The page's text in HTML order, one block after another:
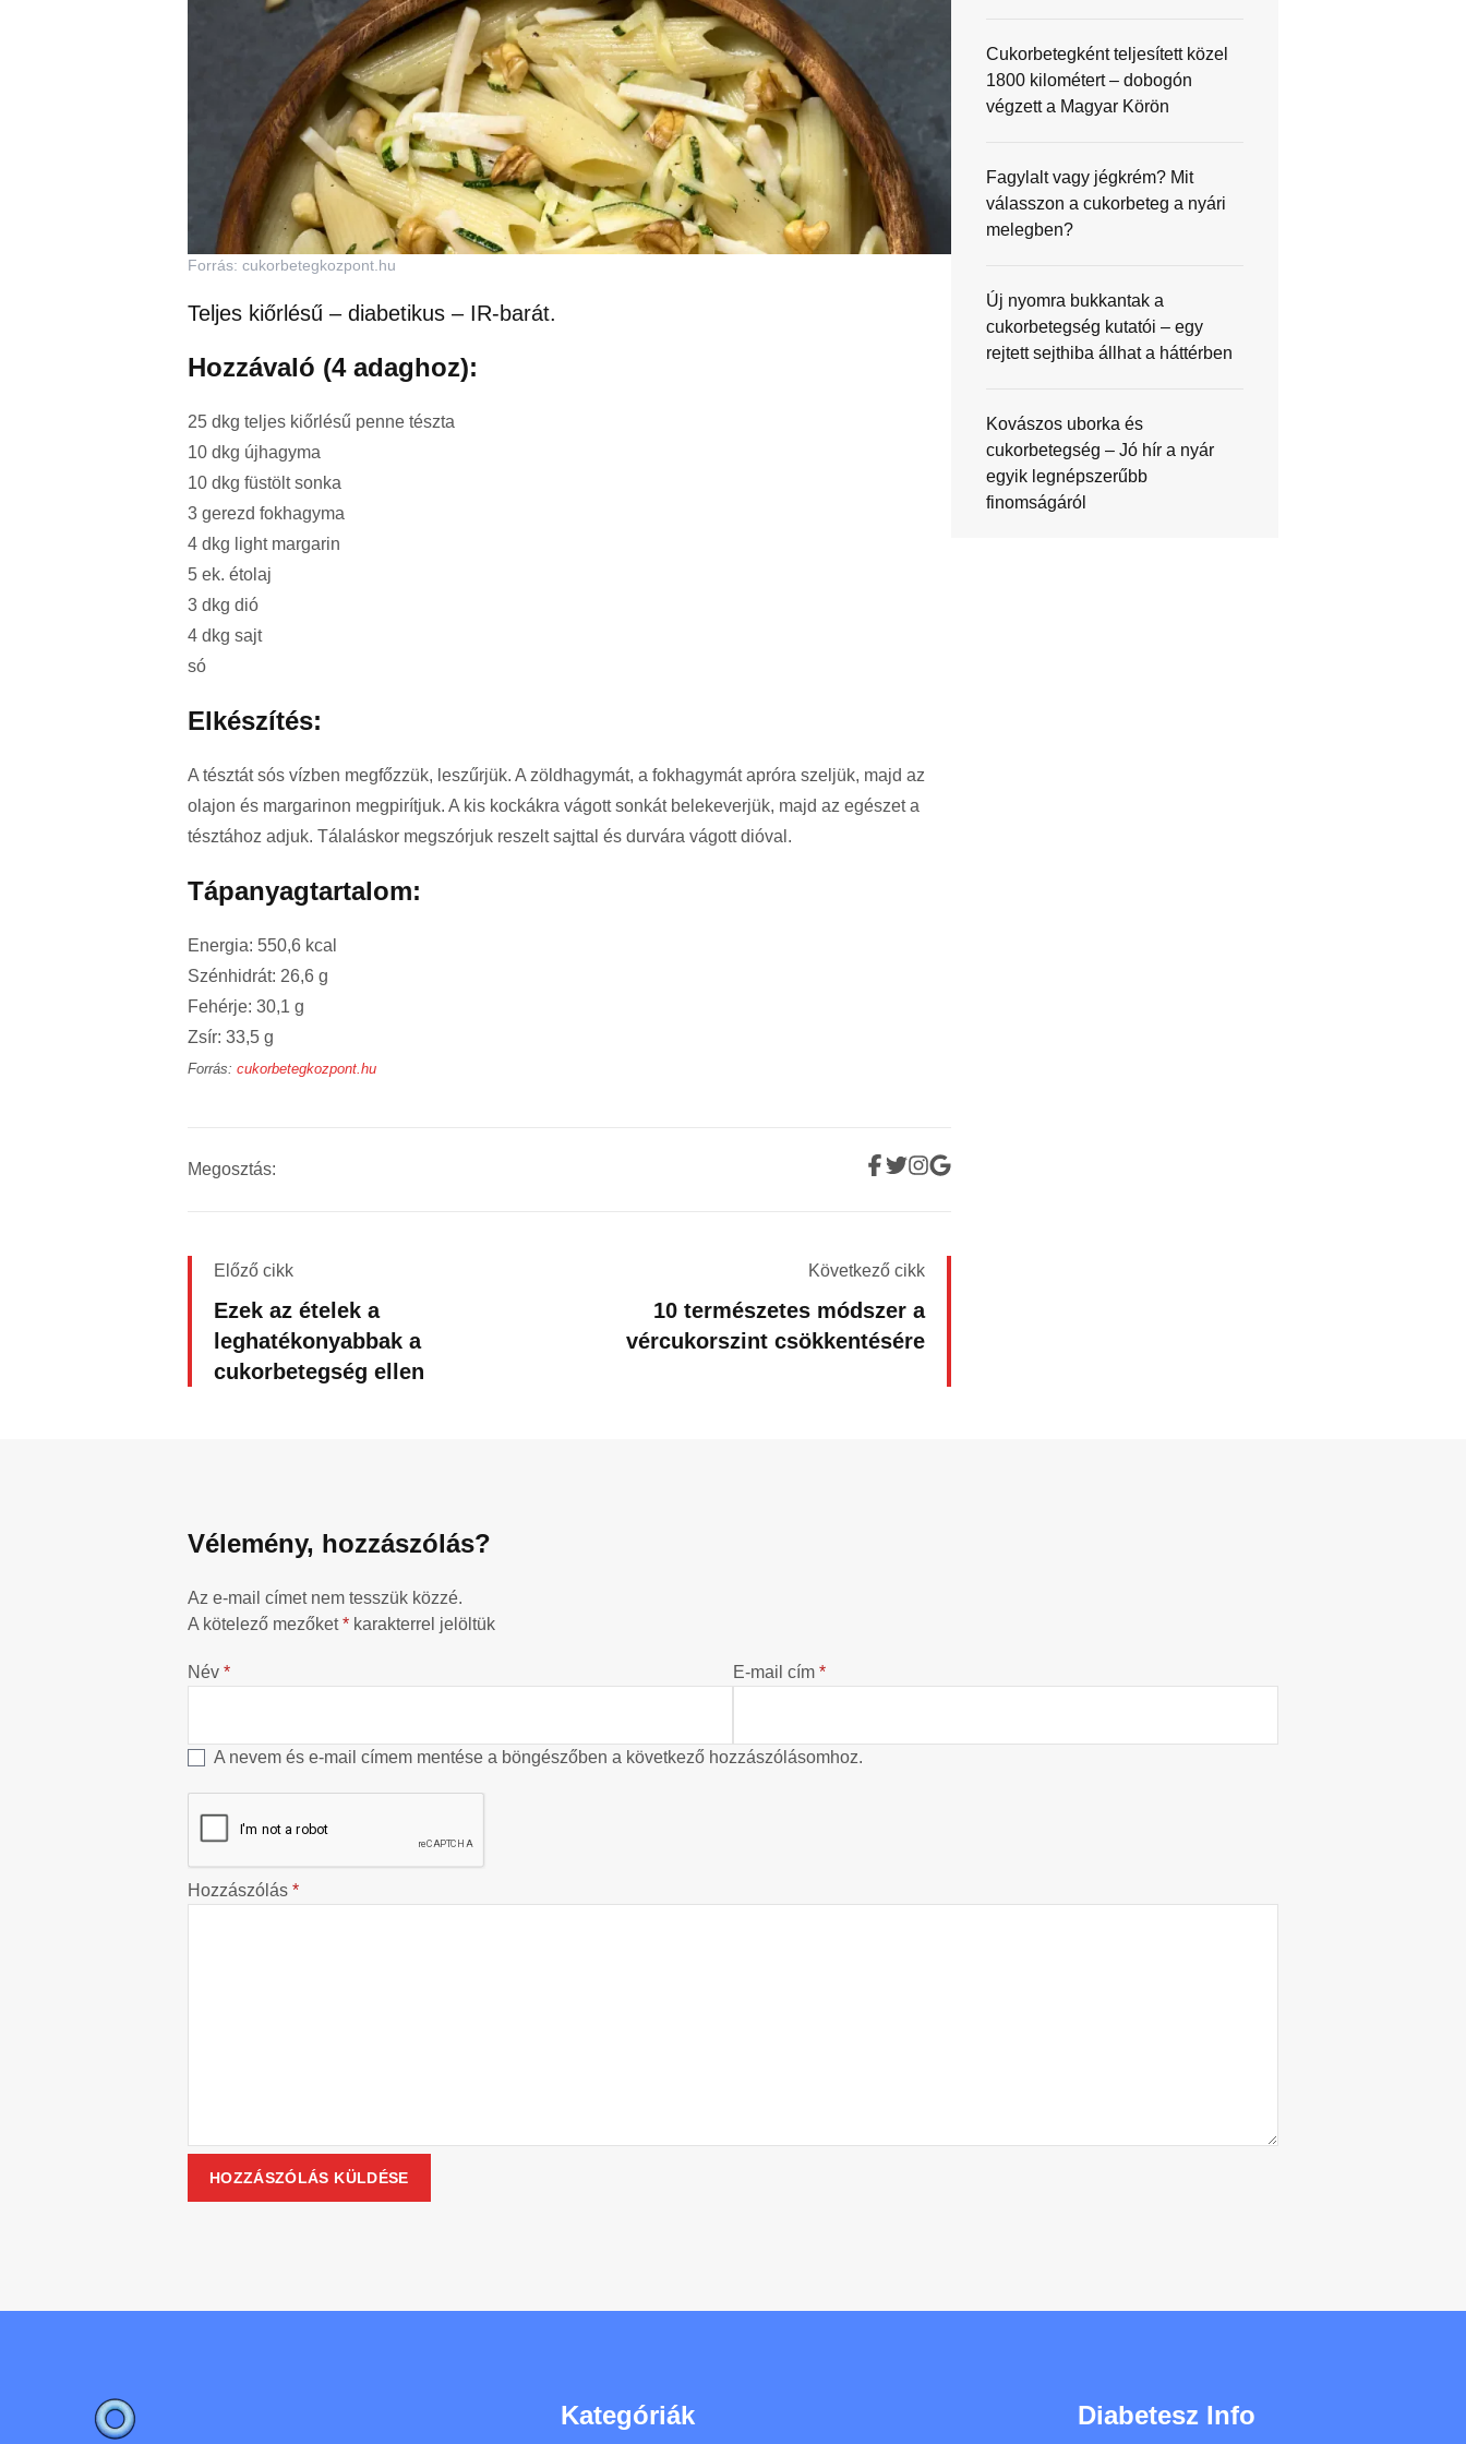
Forrás: cukorbetegkozpont.hu
Teljes kiőrlésű – diabetikus – IR-barát.
Hozzávaló (4 adaghoz):
25 dkg teljes kiőrlésű penne tészta
10 dkg újhagyma
10 dkg füstölt sonka
3 gerezd fokhagyma
4 dkg light margarin
5 ek. étolaj
3 dkg dió
4 dkg sajt
só
Elkészítés:
A tésztát sós vízben megfőzzük, leszűrjük. A zöldhagymát, a fokhagymát apróra szeljük, majd az
olajon és margarinon megpirítjuk. A kis kockákra vágott sonkát belekeverjük, majd az egészet a
tésztához adjuk. Tálaláskor megszórjuk reszelt sajttal és durvára vágott dióval.
Tápanyagtartalom:
Energia: 550,6 kcal
Szénhidrát: 26,6 g
Fehérje: 30,1 g
Zsír: 33,5 g
Forrás: cukorbetegkozpont.hu
Megosztás:
Előző cikk
Ezek az ételek a
leghatékonyabbak a
cukorbetegség ellen
Következő cikk
10 természetes módszer a
vércukorszint csökkentésére
Cukorbetegként teljesített közel
1800 kilométert – dobogón
végzett a Magyar Körön
Fagylalt vagy jégkrém? Mit
válasszon a cukorbeteg a nyári
melegben?
Új nyomra bukkantak a
cukorbetegség kutatói – egy
rejtett sejthiba állhat a háttérben
Kovászos uborka és
cukorbetegség – Jó hír a nyár
egyik legnépszerűbb
finomságáról
Vélemény, hozzászólás?
Az e-mail címet nem tesszük közzé.
A kötelező mezőket* karakterrel jelöltük
Név * E-mail cím *
A nevem és e-mail címem mentése a böngészőben a következő hozzászólásomhoz.
Hozzászólás *
Kategóriák Diabetesz Info